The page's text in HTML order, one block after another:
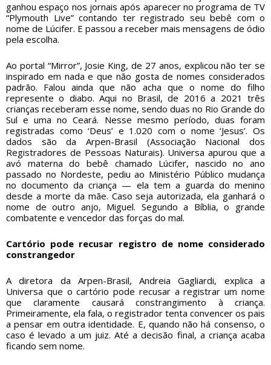
ganhou espaço nos jornais após aparecer no programa de TV
“Plymouth Live” contando ter registrado seu bebê com o
nome de Lúcifer. E passou a receber mais mensagens de ódio
pela escolha.
Ao portal “Mirror”, Josie King, de 27 anos, explicou não ter se
inspirado em nada e que não gosta de nomes considerados
padrão. Falou ainda que não acha que o nome do filho
represente o diabo. Aqui no Brasil, de 2016 a 2021 três
crianças receberam esse nome, sendo duas no Rio Grande do
Sul e uma no Ceará. Nesse mesmo período, duas foram
registradas como ‘Deus’ e 1.020 com o nome ‘Jesus’. Os
dados são da Arpen-Brasil (Associação Nacional dos
Registradores de Pessoas Naturais). Universa apurou que a
avó materna do bebê chamado Lúcifer, nascido no ano
passado no Nordeste, pediu ao Ministério Público mudança
no documento da criança — ela tem a guarda do menino
desde a morte da mãe. Caso seja autorizada, ela ganhará o
nome de outro anjo, Miguel. Segundo a Bíblia, o grande
combatente e vencedor das forças do mal.
Cartório pode recusar registro de nome considerado
constrangedor
A diretora da Arpen-Brasil, Andreia Gagliardi, explica a
Universa que o cartório pode recusar a registrar um nome
que claramente causará constrangimento à criança.
Primeiramente, ela fala, o registrador tenta convencer os pais
a pensar em outra identidade. E, quando não há consenso, o
caso é levado a um juiz. Até a decisão final, a criança acaba
ficando sem nome.